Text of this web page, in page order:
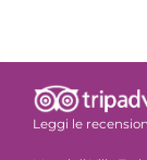
Leggi le